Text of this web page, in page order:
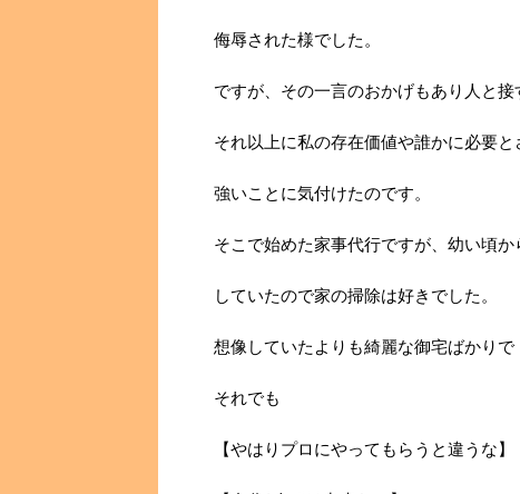
侮辱された様でした。
ですが、その一言のおかげもあり人と
それ以上に私の存在価値や誰かに必要
強いことに気付けたのです。
そこで始めた家事代行ですが、幼い頃
していたので家の掃除は好きでした。
想像していたよりも綺麗な御宅ばかりで
それでも
【やはりプロにやってもらうと違うな】